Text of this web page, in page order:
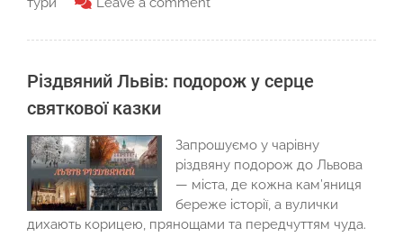
Різдвяний Львів: подорож у серце
святкової казки
Запрошуємо у чарівну
різдвяну подорож до Львова
— міста, де кожна кам’яниця
береже історії, а вулички
дихають корицею, прянощами та передчуттям чуда.